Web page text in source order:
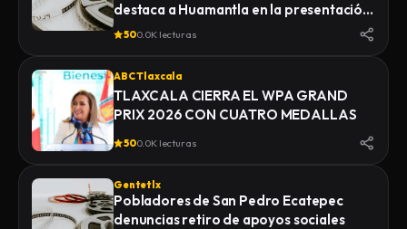
destaca a Huamantla en la presentación
de su feria 2026
500.0K lecturas
ABC Tlaxcala
TLAXCALA CIERRA EL WPA GRAND
PRIX 2026 CON CUATRO MEDALLAS
500.0K lecturas
Gentetlx
Pobladores de San Pedro Ecatepec
denuncias retiro de apoyos sociales